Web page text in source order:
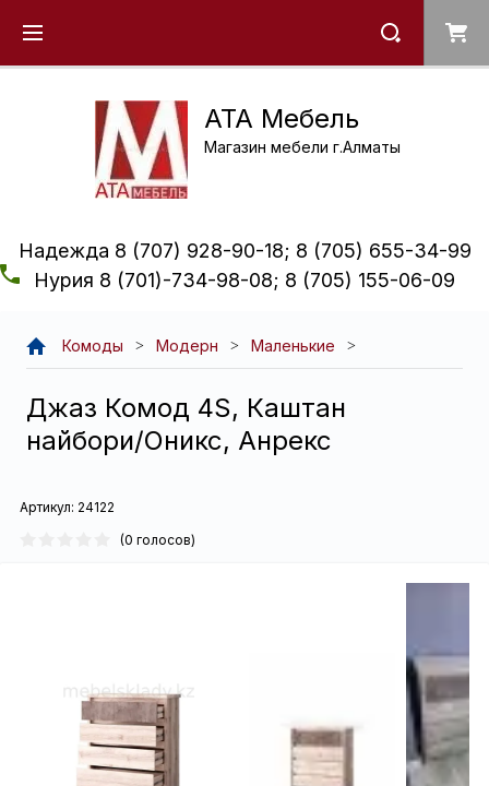
ATA Мебель
Магазин мебели г.Алматы
Надежда 8 (707) 928-90-18; 8 (705) 655-34-99
Нурия 8 (701)-734-98-08; 8 (705) 155-06-09
Комоды Модерн Маленькие
Джаз Комод 4S, Каштан
найбори/Оникс, Анрекс
Артикул: 24122
(0 голосов)